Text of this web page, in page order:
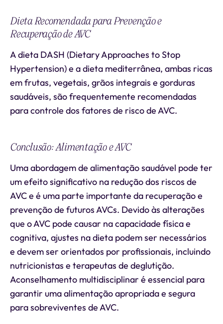
Dieta Recomendada para Prevenção e
Recuperação de AVC
A dieta DASH (Dietary Approaches to Stop
Hypertension) e a dieta mediterrânea, ambas ricas
em frutas, vegetais, grãos integrais e gorduras
saudáveis, são frequentemente recomendadas
para controle dos fatores de risco de AVC.
Conclusão: Alimentação e AVC
Uma abordagem de alimentação saudável pode ter
um efeito significativo na redução dos riscos de
AVC e é uma parte importante da recuperação e
prevenção de futuros AVCs. Devido às alterações
que o AVC pode causar na capacidade física e
cognitiva, ajustes na dieta podem ser necessários
e devem ser orientados por profissionais, incluindo
nutricionistas e terapeutas de deglutição.
Aconselhamento multidisciplinar é essencial para
garantir uma alimentação apropriada e segura
para sobreviventes de AVC.